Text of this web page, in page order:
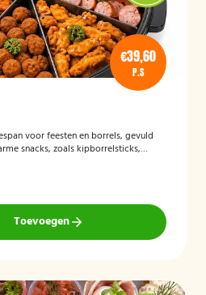
€39,60
P.S
voor feesten en borrels, gevuld
snacks, zoals kipborrelsticks,
te worden, waardoor het
cateringoplossing is voor
en andere bijeenkomsten.
Toevoegen